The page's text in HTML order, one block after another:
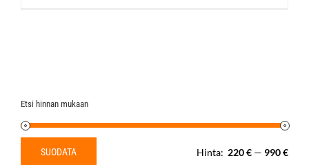
Etsi hinnan mukaan
Minimihinta
Maksimihinta
SUODATA Hinta: 220 € — 990 €